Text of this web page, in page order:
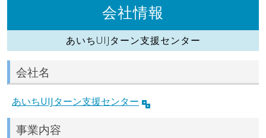
会社情報
あいちUIJターン支援センター
会社名
あいちUIJターン支援センター
事業内容